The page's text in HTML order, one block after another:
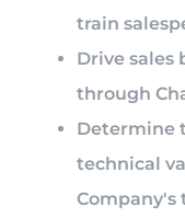
train
Drive sales
through
Determine
technical
Company's